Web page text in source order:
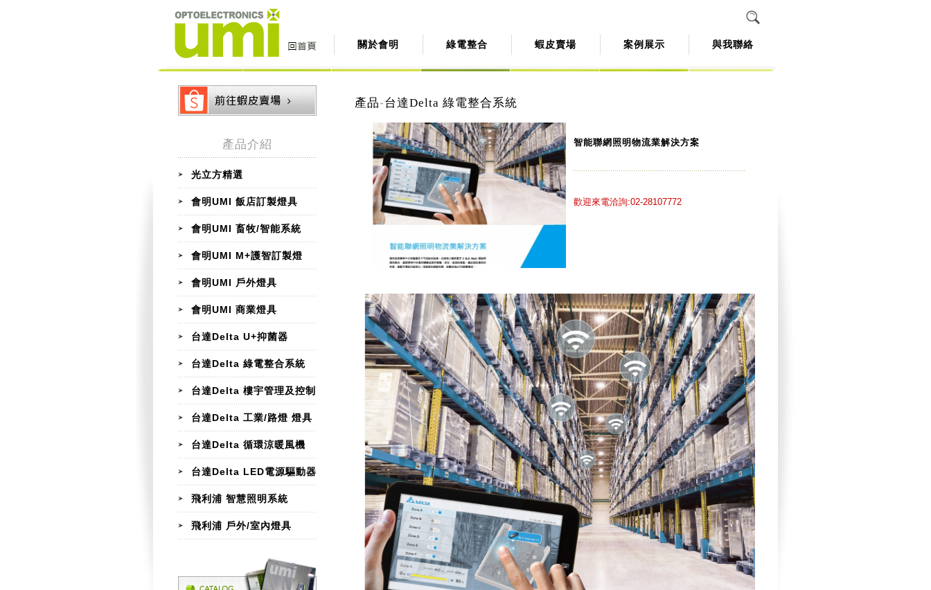
關於會明 綠電整合 蝦皮賣場 案例展示 與我聯絡
產品介紹
光立方精選
會明UMI 飯店訂製燈具
會明UMI 畜牧/智能系統
會明UMI M+護智訂製燈
會明UMI 戶外燈具
會明UMI 商業燈具
台達Delta U+抑菌器
台達Delta 綠電整合系統
台達Delta 樓宇管理及控制
台達Delta 工業/路燈 燈具
台達Delta 循環涼暖風機
台達Delta LED電源驅動器
飛利浦 智慧照明系統
飛利浦 戶外/室內燈具
產品-台達Delta 綠電整合系統
智能聯網照明物流業解決方案
歡迎來電洽詢:02-28107772